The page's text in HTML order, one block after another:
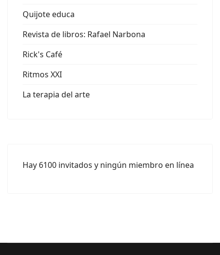
Quijote educa
Revista de libros: Rafael Narbona
Rick's Café
Ritmos XXI
La terapia del arte
Hay 6100 invitados y ningún miembro en línea